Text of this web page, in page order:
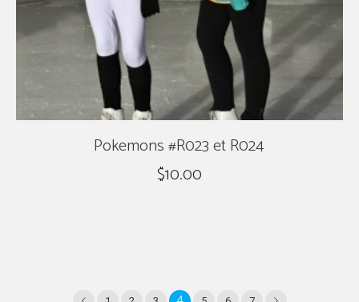
Pokemons #R023 et R024
$10.00